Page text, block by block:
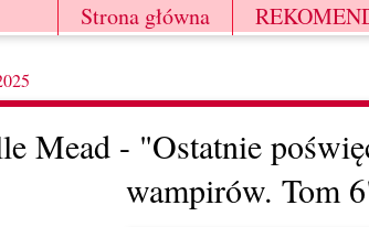
Strona główna
Mead - "Ostatnie
wampirów. Tom